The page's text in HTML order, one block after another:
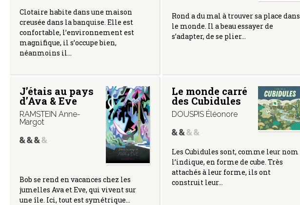
Clotaire habite dans une maison
creusée dans la banquise. Elle est
confortable, l’environnement est
magnifique, il s’occupe bien,
néanmoins il…
Rond a du mal à trouver sa place dans
le monde. Il a beau essayer de
s’adapter, de se plier…
J’étais au pays
d’Ava & Eve
RAMSTEIN Anne-
Margot
Bob se rend en vacances chez les
jumelles Ava et Eve, qui vivent sur
une île. Ici, tout est symétrique…
Le monde carré
des Cubidules
DOUSPIS Éléonore
Les Cubidules sont, comme leur nom
l’indique, en forme de cube. Très
attachés à leur forme, ils ont
construit leur…